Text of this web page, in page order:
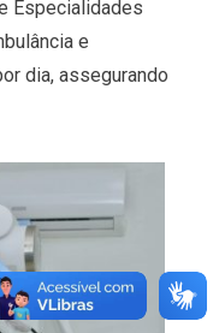
Especialidades
e
dia, assegurando